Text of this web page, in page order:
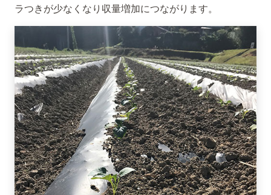
ラつきが少なくなり収量増加につながります。